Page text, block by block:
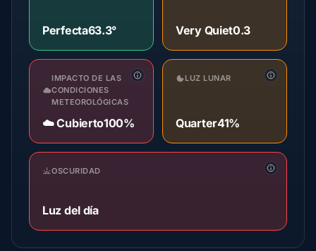
Perfecta63.3° Very Quiet0.3
IMPACTO DE LAS
CONDICIONES
METEOROLÓGICAS
☁️ Cubierto100%
LUZ LUNAR
Quarter41%
OSCURIDAD
Luz del día